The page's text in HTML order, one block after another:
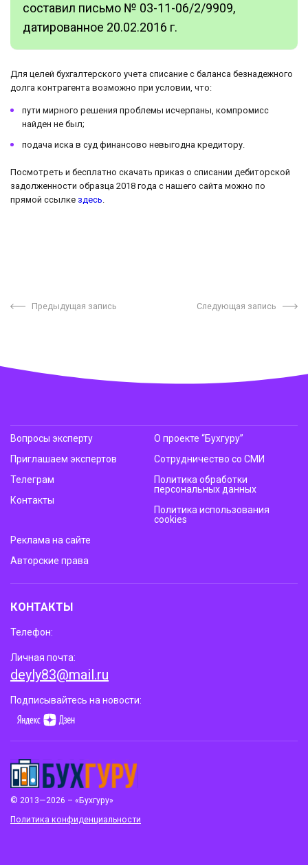
составил письмо № 03-11-06/2/9909,
датированное 20.02.2016 г.
Для целей бухгалтерского учета списание с баланса безнадежного
долга контрагента возможно при условии, что:
пути мирного решения проблемы исчерпаны, компромисс
найден не был;
подача иска в суд финансово невыгодна кредитору.
Посмотреть и бесплатно скачать приказ о списании дебиторской
задолженности образца 2018 года с нашего сайта можно по
прямой ссылке здесь.
Предыдущая запись Следующая запись
© 2013—2026 – «Бухгуру»
Политика конфиденциальности
Вопросы эксперту
Приглашаем экспертов
Телеграм
Контакты
О проекте “Бухгуру”
Сотрудничество со СМИ
Политика обработки
персональных данных
Политика использования
cookies
Реклама на сайте
Авторские права
КОНТАКТЫ
Телефон:
Личная почта:
deyly83@mail.ru
Подписывайтесь на новости: